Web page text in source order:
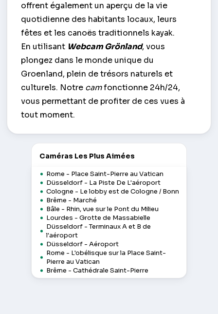
offrent également un aperçu de la vie
quotidienne des habitants locaux, leurs
fêtes et les canoës traditionnels kayak.
En utilisant Webcam Grönland, vous
plongez dans le monde unique du
Groenland, plein de trésors naturels et
culturels. Notre camfonctionne 24h/24,
vous permettant de profiter de ces vues à
tout moment.
Caméras Les Plus Aimées
Rome - Place Saint-Pierre au Vatican
Düsseldorf - La Piste De L'aéroport
Cologne - Le lobby est de Cologne / Bonn
Brême - Marché
Bâle - Rhin, vue sur le Pont du Milieu
Lourdes - Grotte de Massabielle
Düsseldorf - Terminaux A et B de
l'aéroport
Düsseldorf - Aéroport
Rome - L'obélisque sur la Place Saint-
Pierre au Vatican
Brême - Cathédrale Saint-Pierre